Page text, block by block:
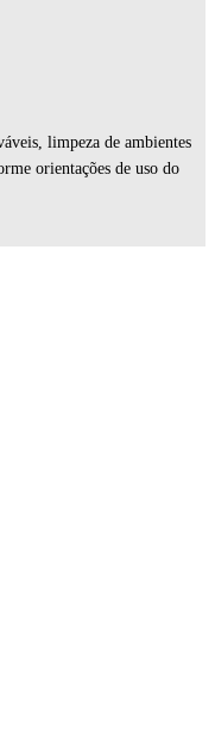
limpeza de ambientes
orientações de uso do